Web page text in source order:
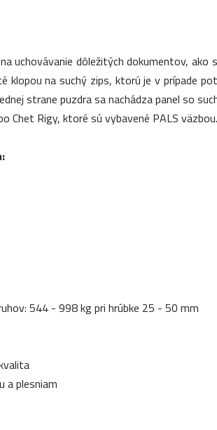
uchovávanie dôležitých dokumentov, ako
klopou na suchý zips, ktorú je v prípade
strane puzdra sa nachádza panel so
Chet Rigy, ktoré sú vybavené PALS
544 - 998 kg pri hrúbke 25 - 50 mm
a plesniam